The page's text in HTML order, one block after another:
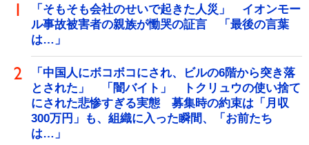
「そもそも会社のせいで起きた人災」 イオンモー
ル事故被害者の親族が慟哭の証言 「最後の言葉
は…」
「中国人にボコボコにされ、ビルの6階から突き落
とされた」 「闇バイト」 トクリュウの使い捨て
にされた悲惨すぎる実態 募集時の約束は「月収
300万円」も、組織に入った瞬間、「お前たち
は…」